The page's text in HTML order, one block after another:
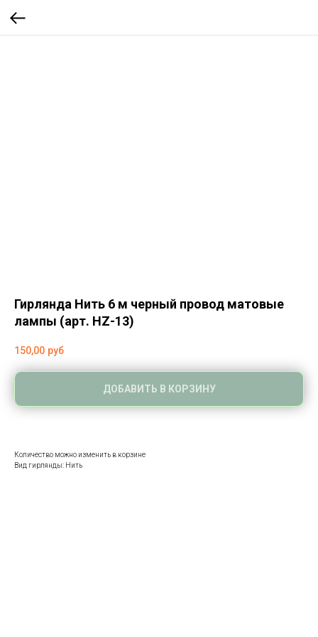
Гирлянда Нить 6 м черный провод матовые
лампы (арт. HZ-13)
150,00 руб
ДОБАВИТЬ В КОРЗИНУ
Количество можно изменить в корзине
Вид гирлянды: Нить